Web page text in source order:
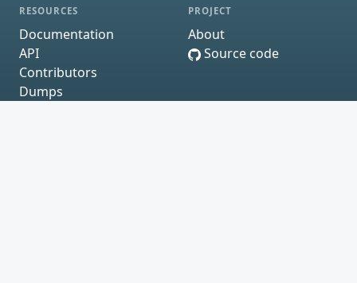
RESOURCES
Documentation
API
Contributors
Dumps
PROJECT
About
Source code